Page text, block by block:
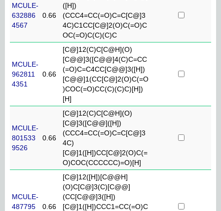
MCULE-
632886
4567
0.66
([H])
(CCC4=CC(=O)C=C[C@]3
4C)C1CC[C@]2(O)C(=O)C
OC(=O)C(C)(C)C
MCULE-
962811
4351
0.66
[C@]12(C)C[C@H](O)
[C@@]3([C@@]4(C)C=CC
(=O)C=C4CC[C@@]3([H])
[C@@]1(CC[C@]2(O)C(=O
)COC(=O)CC(C)(C)C)[H])
[H]
MCULE-
801533
9526
0.66
[C@]12(C)C[C@H](O)
[C@]3([C@@]([H])
(CCC4=CC(=O)C=C[C@]3
4C)
[C@]1([H])CC[C@]2(O)C(=
O)COC(CCCCCC)=O)[H]
MCULE-
487795
0.66
[C@]12([H])[C@@H]
(O)C[C@]3(C)[C@@]
(CC[C@@]3([H])
[C@]1([H])CCC1=CC(=O)C